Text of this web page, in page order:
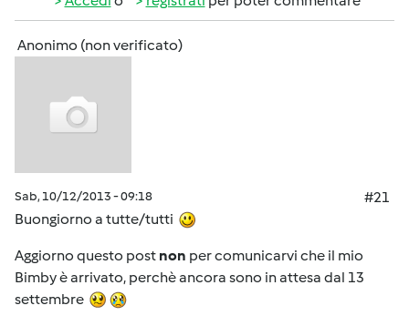
Anonimo (non verificato)
Sab, 10/12/2013 - 09:18
#21
Buongiorno a tutte/tutti
Aggiorno questo post non per comunicarvi che il mio
Bimby è arrivato, perchè ancora sono in attesa dal 13
settembre